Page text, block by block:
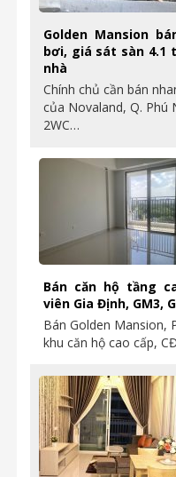
Golden Mansion
bơi, giá sát sàn 4.1
nhà
Chính chủ cần bán
của Novaland, Q. Phú
2WC…
Bán căn hộ tầng
viên Gia Định, GM3,
Bán Golden Mansion,
khu căn hộ cao cấp,